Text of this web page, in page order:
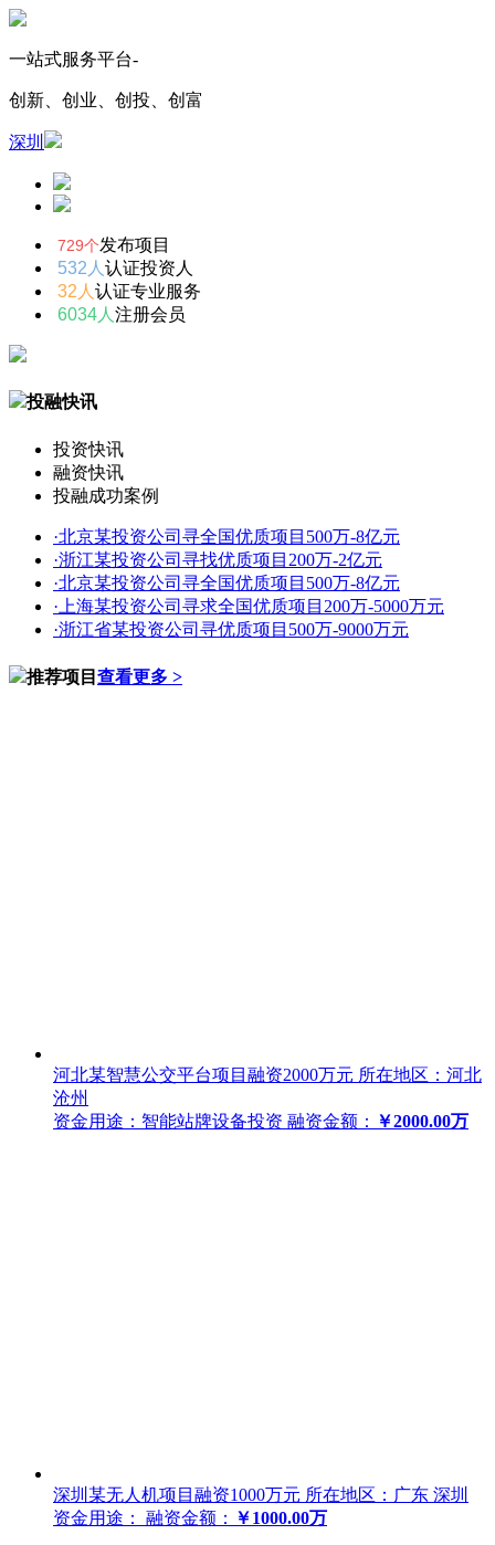
一站式服务平台-
创新、创业、创投、创富
深圳
729个发布项目
532人 认证投资人
32人 认证专业服务
6034人 注册会员
投融快讯
投资快讯
融资快讯
投融成功案例
·北京某投资公司寻全国优质项目500万-8亿元
·浙江某投资公司寻找优质项目200万-2亿元
·北京某投资公司寻全国优质项目500万-8亿元
· 上海某投资公司寻求全国优质项目200万-5000万元
·浙江省某投资公司寻优质项目500万-9000万元
推荐项目 查看更多 >
河北某智慧公交平台项目融资2000万元 所在地区：河北
沧州
资金用途：智能站牌设备投资 融资金额： ￥2000.00万
深圳某无人机项目融资1000万元 所在地区：广东 深圳
资金用途：
融资金额： ￥1000.00万